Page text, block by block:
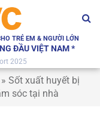
TRẺ EM & NGƯỜI LỚN
ĐẦU VIỆT NAM *
2025
» Sốt xuất huyết bị
sóc tại nhà